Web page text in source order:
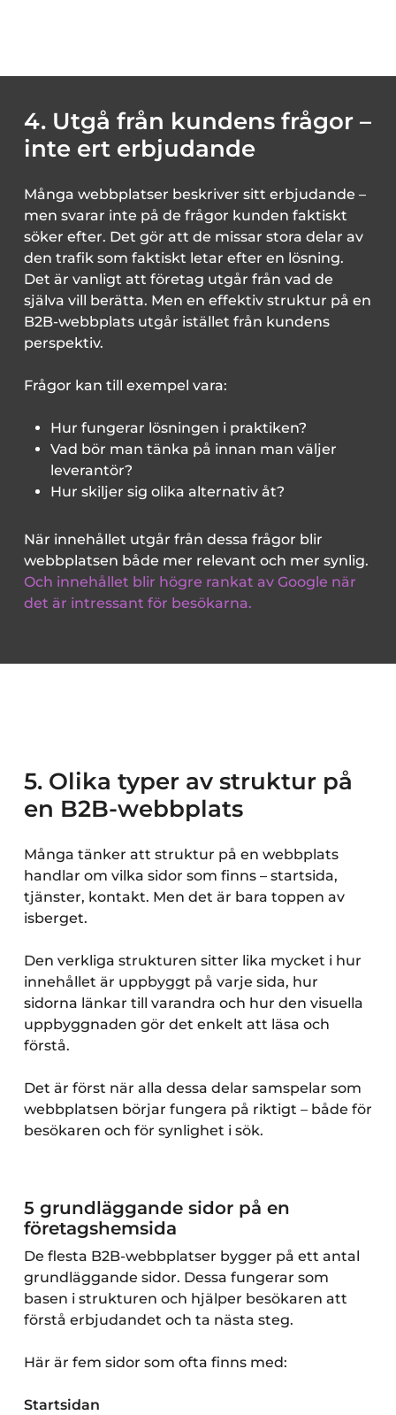
4. Utgå från kundens frågor –
inte ert erbjudande
Många webbplatser beskriver sitt erbjudande –
men svarar inte på de frågor kunden faktiskt
söker efter. Det gör att de missar stora delar av
den trafik som faktiskt letar efter en lösning.
Det är vanligt att företag utgår från vad de
själva vill berätta. Men en effektiv struktur på en
B2B-webbplats utgår istället från kundens
perspektiv.
Frågor kan till exempel vara:
Hur fungerar lösningen i praktiken?
Vad bör man tänka på innan man väljer
leverantör?
Hur skiljer sig olika alternativ åt?
När innehållet utgår från dessa frågor blir
webbplatsen både mer relevant och mer synlig.
Och innehållet blir högre rankat av Google när
det är intressant för besökarna.
5. Olika typer av struktur på
en B2B-webbplats
Många tänker att struktur på en webbplats
handlar om vilka sidor som finns – startsida,
tjänster, kontakt. Men det är bara toppen av
isberget.
Den verkliga strukturen sitter lika mycket i hur
innehållet är uppbyggt på varje sida, hur
sidorna länkar till varandra och hur den visuella
uppbyggnaden gör det enkelt att läsa och
förstå.
Det är först när alla dessa delar samspelar som
webbplatsen börjar fungera på riktigt – både för
besökaren och för synlighet i sök.
5 grundläggande sidor på en
företagshemsida
De flesta B2B-webbplatser bygger på ett antal
grundläggande sidor. Dessa fungerar som
basen i strukturen och hjälper besökaren att
förstå erbjudandet och ta nästa steg.
Här är fem sidor som ofta finns med:
Startsidan